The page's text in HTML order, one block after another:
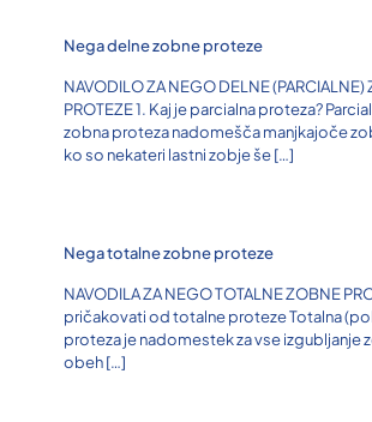
Nega delne zobne proteze
NAVODILO ZA NEGO DELNE (PARCIALNE)
PROTEZE 1. Kaj je parcialna proteza?
zobna proteza nadomešča manjkajoče
ko so nekateri lastni zobje še[…]
Nega totalne zobne proteze
NAVODILA ZA NEGO TOTALNE ZOBNE
pričakovati od totalne proteze Totalna
proteza je nadomestek za vse izgubljanje
obeh[…]